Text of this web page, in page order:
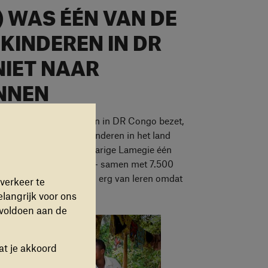
ÉÉN VAN DE
IN DR
NAAR
honderden scholen in DR Congo bezet,
Bijna zes miljoen kinderen in het land
kort was de twaalfjarige Lamegie één
krijgt Lamegie - samen met 7.500
les. Lamegie: “Ik hou erg van leren omdat
leven.”
te
voor ons
aan de
je akkoord